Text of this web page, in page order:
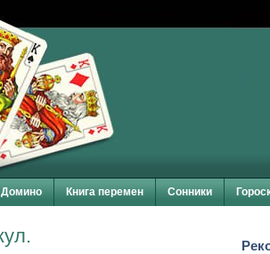
Домино Книга перемен Сонники